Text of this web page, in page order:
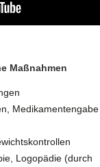
Maßnahmen
Medikamentengabe
Logopädie (durch